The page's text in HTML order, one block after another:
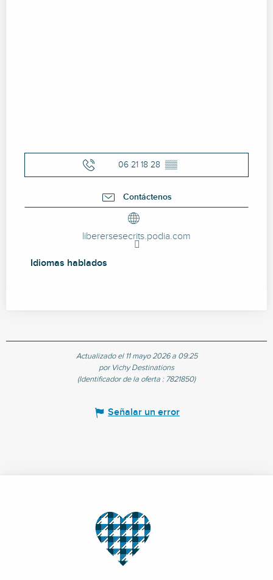
06 21 18 28 ▒▒
Contáctenos
liberersesecrits.podia.com
Idiomas hablados
Idiomas hablados
Actualizado el 11 mayo 2026 a 09:25
por Vichy Destinations
(Identificador de la oferta : 7821850)
Señalar un error